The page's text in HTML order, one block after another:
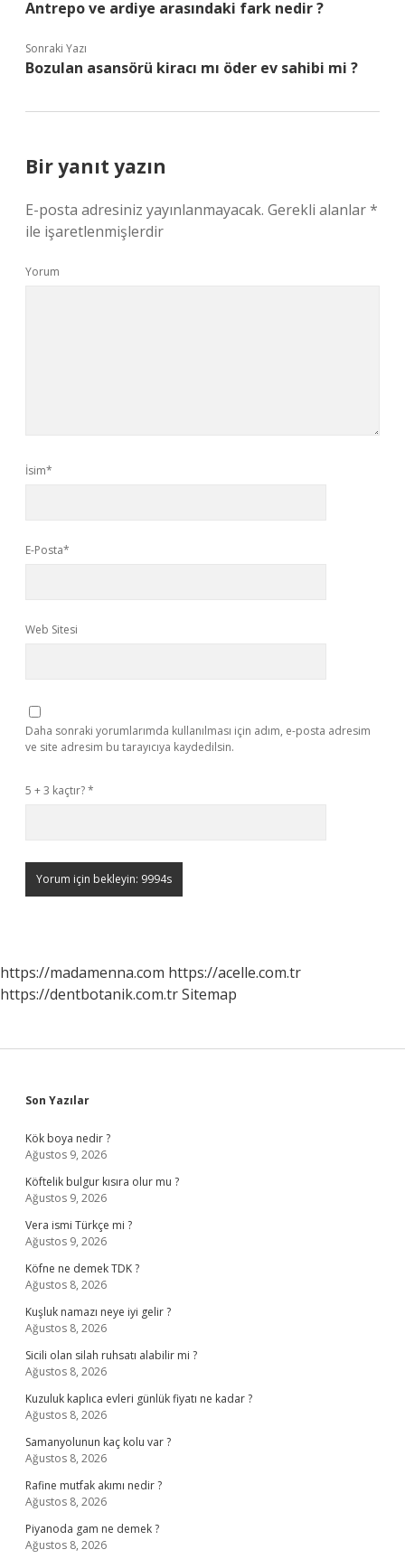
Antrepo ve ardiye arasındaki fark nedir ?
Sonraki Yazı
Bozulan asansörü kiracı mı öder ev sahibi mi ?
Bir yanıt yazın
E-posta adresiniz yayınlanmayacak. Gerekli alanlar*
ile işaretlenmişlerdir
Yorum
İsim*
E-Posta*
Web Sitesi
Daha sonraki yorumlarımda kullanılması için adım, e-posta adresim
ve site adresim bu tarayıcıya kaydedilsin.
5 + 3 kaçtır?*
https://madamenna.com https://acelle.com.tr
https://dentbotanik.com.trSitemap
Sidebar
Son Yazılar
Kök boya nedir ?
Ağustos 9, 2026
Köftelik bulgur kısıra olur mu ?
Ağustos 9, 2026
Vera ismi Türkçe mi ?
Ağustos 9, 2026
Köfne ne demek TDK ?
Ağustos 8, 2026
Kuşluk namazı neye iyi gelir ?
Ağustos 8, 2026
Sicili olan silah ruhsatı alabilir mi ?
Ağustos 8, 2026
Kuzuluk kaplıca evleri günlük fiyatı ne kadar ?
Ağustos 8, 2026
Samanyolunun kaç kolu var ?
Ağustos 8, 2026
Rafine mutfak akımı nedir ?
Ağustos 8, 2026
Piyanoda gam ne demek ?
Ağustos 8, 2026